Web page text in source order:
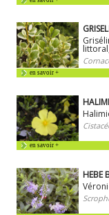
en savoir +
en savoir +
HEBE